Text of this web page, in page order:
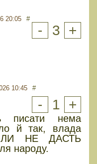
20:05 #
- 3 +
10:45 #
- 1 +
писати нема
й так, влада
НЕ ДАСТЬ
народу.